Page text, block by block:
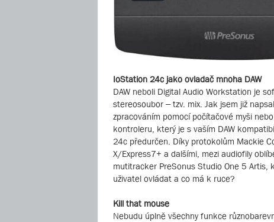
IoStation 24c jako ovladač mnoha DAW
DAW neboli Digital Audio Workstation je
stereosoubor – tzv. mix. Jak jsem již
zpracováním pomocí počítačové myši
kontroleru, který je s vaším DAW
24c předurčen. Díky protokolům Mackie
X/Express7+ a dalšími, mezi audiofily
mutitracker PreSonus Studio One 5
uživatel ovládat a co má k ruce?
Kill that mouse
Nebudu úplně všechny funkce